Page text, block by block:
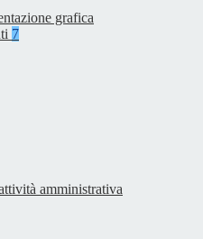
grafica
7
amministrativa